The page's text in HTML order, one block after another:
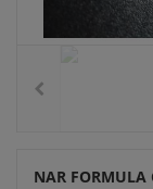
NAR FORMULA